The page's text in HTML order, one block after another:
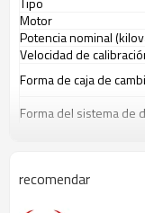
Motor
Potencianominal
Velocidad de
Forma de caja de
Forma del sistema de
Distancia entre ejes
recomendar